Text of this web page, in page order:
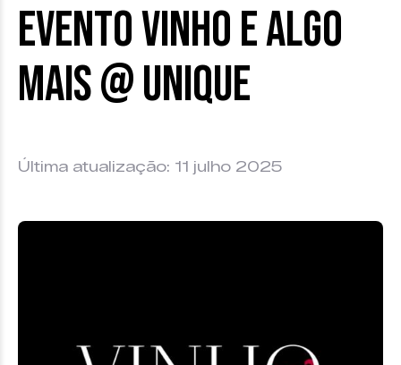
Evento Vinho e Algo
Mais @ Unique
Última atualização: 11 julho 2025